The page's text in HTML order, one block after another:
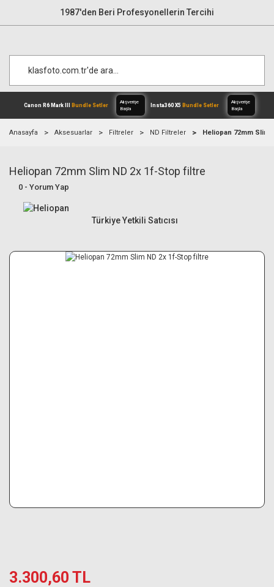
1987'den Beri Profesyonellerin Tercihi
Canon R6 Mark IIIBundle Setler
Alışverişe
Anasayfa Aksesuarlar Filtreler ND Filtreler Heliopan 72mm Slim
Heliopan 72mm Slim ND 2x 1f-Stop filtre
0 - Yorum Yap
Türkiye Yetkili Satıcısı
3.300,60 TL